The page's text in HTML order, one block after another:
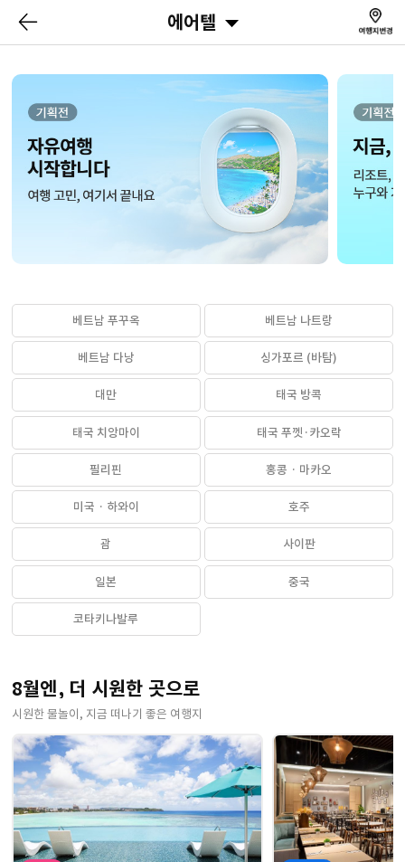
에어텔
베트남 푸꾸옥 베트남 나트랑
베트남 다낭 싱가포르 (바탐)
대만 태국 방콕
태국 치앙마이 태국 푸껫·카오락
필리핀 홍콩 · 마카오
미국 · 하와이 호주
괌 사이판
일본 중국
코타키나발루
8월엔, 더 시원한 곳으로
시원한 물놀이, 지금 떠나기 좋은 여행지